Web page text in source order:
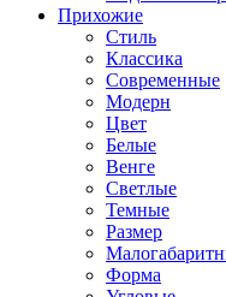
Прихожие
Стиль
Классика
Современные
Модерн
Цвет
Белые
Венге
Светлые
Темные
Размер
Форма